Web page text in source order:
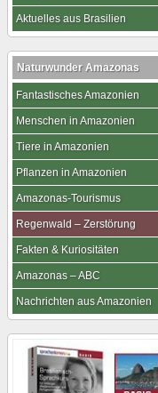
Aktuelles aus Brasilien
Naturwunder Amazonas
Fantastisches Amazonien
Menschen in Amazonien
Tiere in Amazonien
Pflanzen in Amazonien
Amazonas-Tourismus
Regenwald – Zerstörung
Fakten & Kuriositäten
Amazonas – ABC
Nachrichten aus Amazonien